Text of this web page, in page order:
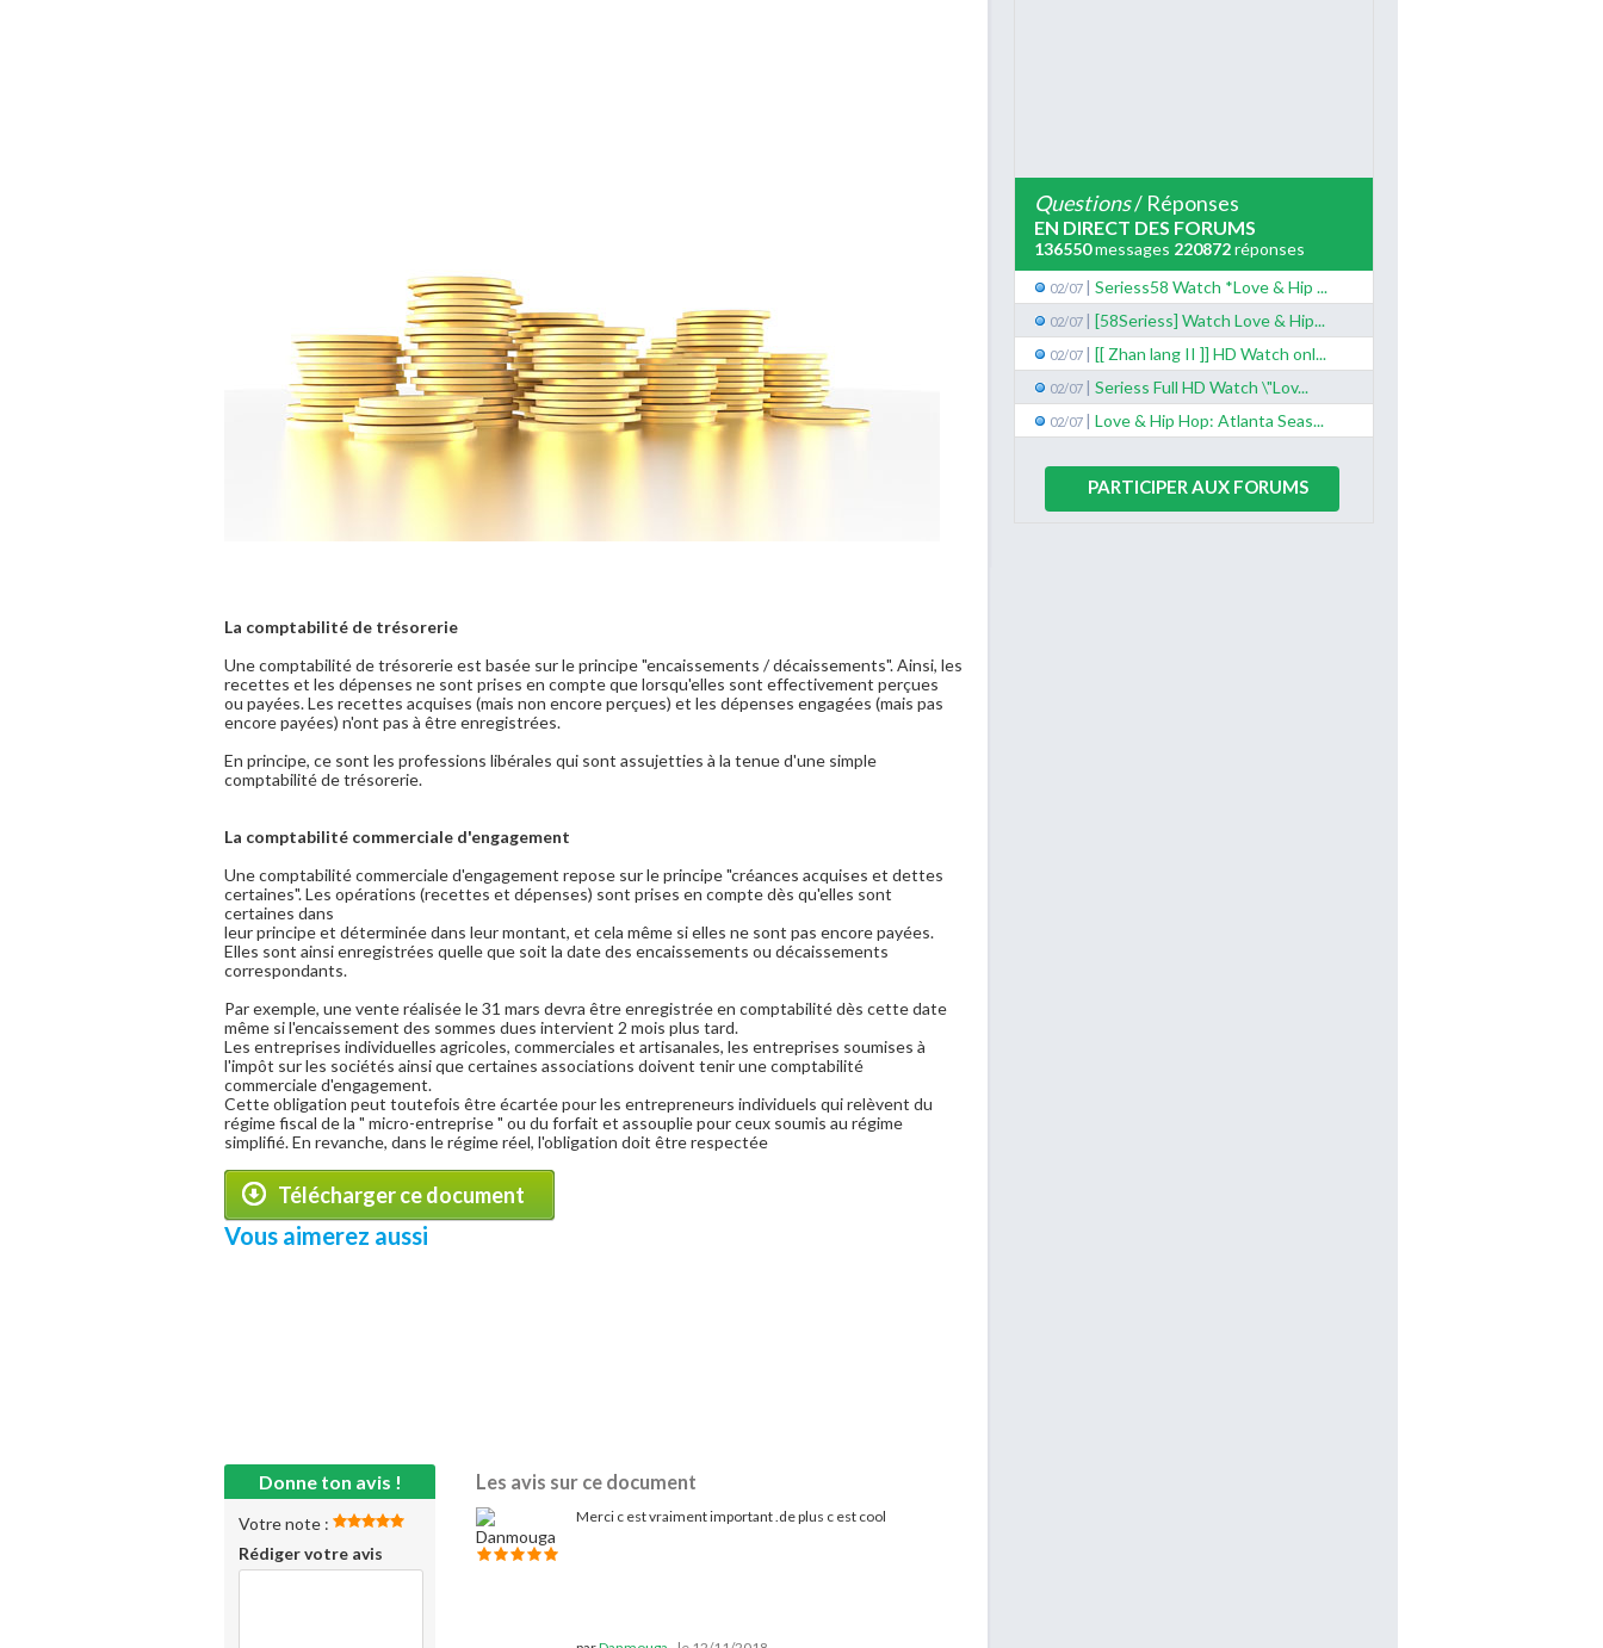
La comptabilité de trésorerie
Une comptabilité de trésorerie est basée sur le principe "encaissements / décaissements". Ainsi, les
recettes et les dépenses ne sont prises en compte que lorsqu'elles sont effectivement perçues
ou payées. Les recettes acquises (mais non encore perçues) et les dépenses engagées (mais pas
encore payées) n'ont pas à être enregistrées.
En principe, ce sont les professions libérales qui sont assujetties à la tenue d'une simple
comptabilité de trésorerie.
La comptabilité commerciale d'engagement
Une comptabilité commerciale d'engagement repose sur le principe "créances acquises et dettes
certaines". Les opérations (recettes et dépenses) sont prises en compte dès qu'elles sont
certaines dans
leur principe et déterminée dans leur montant, et cela même si elles ne sont pas encore payées.
Elles sont ainsi enregistrées quelle que soit la date des encaissements ou décaissements
correspondants.
Par exemple, une vente réalisée le 31 mars devra être enregistrée en comptabilité dès cette date
même si l'encaissement des sommes dues intervient 2 mois plus tard.
Les entreprises individuelles agricoles, commerciales et artisanales, les entreprises soumises à
l'impôt sur les sociétés ainsi que certaines associations doivent tenir une comptabilité
commerciale d'engagement.
Cette obligation peut toutefois être écartée pour les entrepreneurs individuels qui relèvent du
régime fiscal de la " micro-entreprise " ou du forfait et assouplie pour ceux soumis au régime
simplifié. En revanche, dans le régime réel, l'obligation doit être respectée
Télécharger ce document
Vous aimerez aussi
Donne ton avis !
Votre note :
Rédiger votre avis
Les avis sur ce document
Merci c est vraiment important .de plus c est cool
Questions/ Réponses
EN DIRECT DES FORUMS
136550messages 220872réponses
02/07 | Seriess58 Watch *Love & Hip ...
02/07 | [58Seriess] Watch Love & Hip...
02/07 | [[ Zhan lang II ]] HD Watch onl...
02/07 | Seriess Full HD Watch \"Lov...
02/07 | Love & Hip Hop: Atlanta Seas...
PARTICIPER AUX FORUMS